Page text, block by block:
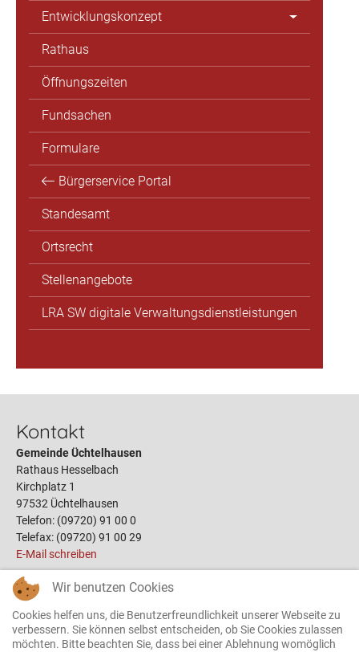
Entwicklungskonzept
Rathaus
Öffnungszeiten
Fundsachen
Formulare
Bürgerservice Portal
Standesamt
Ortsrecht
Stellenangebote
LRA SW digitale Verwaltungsdienstleistungen
Kontakt
Gemeinde Üchtelhausen
Rathaus Hesselbach
Kirchplatz 1
97532 Üchtelhausen
Telefon: (09720) 91 00 0
Telefax: (09720) 91 00 29
E-Mail schreiben
Links
Öffnungszeiten
Terminbuchung
Wir benutzen Cookies
Cookies helfen uns, die Benutzerfreundlichkeit unserer Webseite zu
verbessern. Sie können selbst entscheiden, ob Sie Cookies zulassen
möchten. Bitte beachten Sie, dass bei einer Ablehnung womöglich